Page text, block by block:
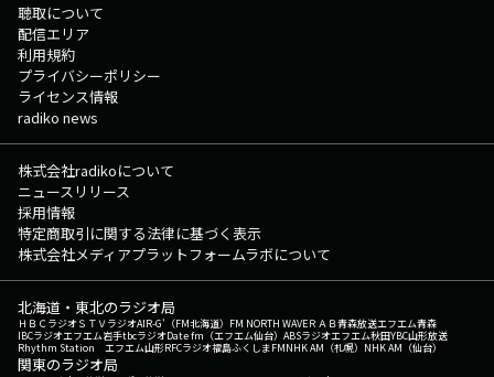
聴取について
配信エリア
利用規約
プライバシーポリシー
ライセンス情報
radiko news
株式会社radikoについて
ニュースリリース
採用情報
特定商取引に関する法律に基づく表示
株式会社メディアプラットフォームラボについて
北海道・東北のラジオ局
ＨＢＣラジオＳＴＶラジオAIR-G'（FM北海道） FM NORTH WAVEＲＡＢ青森放送エフエム青森
IBCラジオエフエム岩手tbcラジオDate fm（エフエム仙台） ABSラジオエフエム秋田YBC山形放送
Rhythm Station エフエム山形RFCラジオ福島ふくしまFMNHK AM（札幌） NHK AM（仙台）
関東のラジオ局